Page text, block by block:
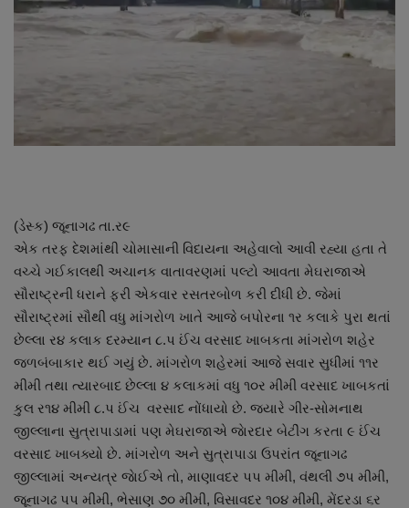
About Author
Dipotsav Special
આંતરરાષ્ટ્રીય
ગુજરાત
જુનાગઢ
Support US
બજારના સમાચાર
નાણાંકીય સમાચાર
સ્થાનિક સમાચાર
(ડેસ્ક) જૂનાગઢ તા.ર૯
એક તરફ દેશમાંથી ચોમાસાની વિદાયના અહેવાલો આવી રહ્યા હતા તે
વચ્ચે ગઈકાલથી અચાનક વાતાવરણમાં પલ્ટો આવતા મેઘરાજાએ
સૌરાષ્ટ્રની ધરાને ફરી એકવાર રસતરબોળ કરી દીધી છે. જેમાં
સૌરાષ્ટ્રમાં સૌથી વધુ માંગરોળ ખાતે આજે બપોરના ૧ર કલાકે પુરા થતાં
છેલ્લા ર૪ કલાક દરમ્યાન ૮.પ ઈંચ વરસાદ ખાબકતા માંગરોળ શહેર
જળબંબાકાર થઈ ગયું છે. માંગરોળ શહેરમાં આજે સવાર સુધીમાં ૧૧ર
મીમી તથા ત્યારબાદ છેલ્લા ૪ કલાકમાં વધુ ૧૦ર મીમી વરસાદ ખાબકતાં
કુલ ર૧૪ મીમી ૮.પ ઈંચ વરસાદ નોંધાયો છે. જયારે ગીર-સોમનાથ
જીલ્લાના સુત્રાપાડામાં પણ મેઘરાજાએ જાેરદાર બેટીંગ કરતા ૯ ઈંચ
વરસાદ ખાબક્યો છે. માંગરોળ અને સુત્રાપાડા ઉપરાંત જૂનાગઢ
જીલ્લામાં અન્યત્ર જાેઈએ તો, માણાવદર પપ મીમી, વંથલી ૭પ મીમી,
જૂનાગઢ પપ મીમી, ભેસાણ ૭૦ મીમી, વિસાવદર ૧૦૪ મીમી, મેંદરડા ૬ર